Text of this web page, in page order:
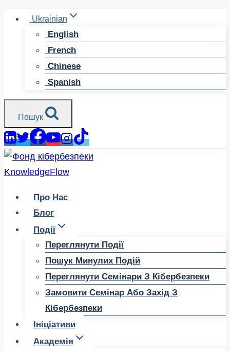
ПерейтиUkrainian
English
French
Chinese
Spanish
Пошук
Про Нас
Блог
Події
Переглянути Події
Пошук Минулих Подій
Переглянути Семінари З Кібербезпеки
Замовити Семінар Або Захід З
Кібербезпеки
Ініціативи
Академія